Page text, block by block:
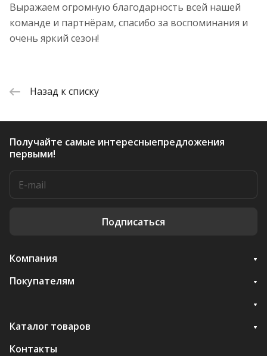
Выражаем огромную благодарность всей нашей
команде и партнёрам, спасибо за воспоминания и
очень яркий сезон!
Назад к списку
Получайте самые интересныепредложения
первыми!
Подписаться
Компания
Покупателям
Каталог товаров
Контакты